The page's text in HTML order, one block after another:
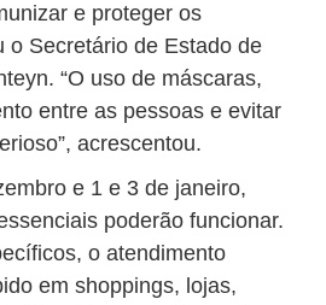
e proteger os
o Secretário de Estado de
“O uso de máscaras,
entre as pessoas e evitar
acrescentou.
e 1 e 3 de janeiro,
poderão funcionar.
o atendimento
em shoppings, lojas,